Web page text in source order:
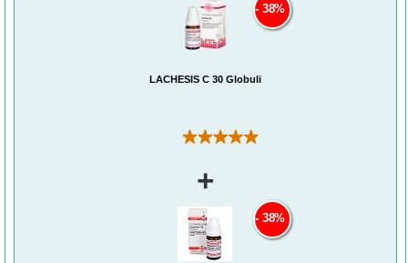
LACHESIS C 30 Globuli
(1)
38%
+
38%